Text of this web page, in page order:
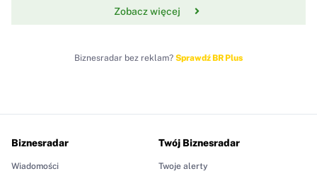
Zobacz więcej
Biznesradar bez reklam? Sprawdź BR Plus
Biznesradar
Wiadomości
Twój Biznesradar
Twoje alerty